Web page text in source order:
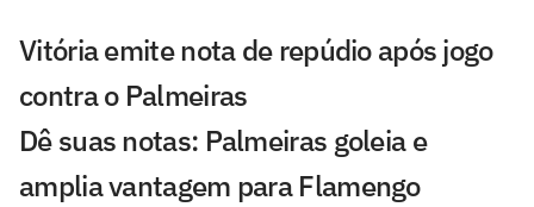
Vitória emite nota de repúdio após jogo
contra o Palmeiras
Dê suas notas: Palmeiras goleia e
amplia vantagem para Flamengo